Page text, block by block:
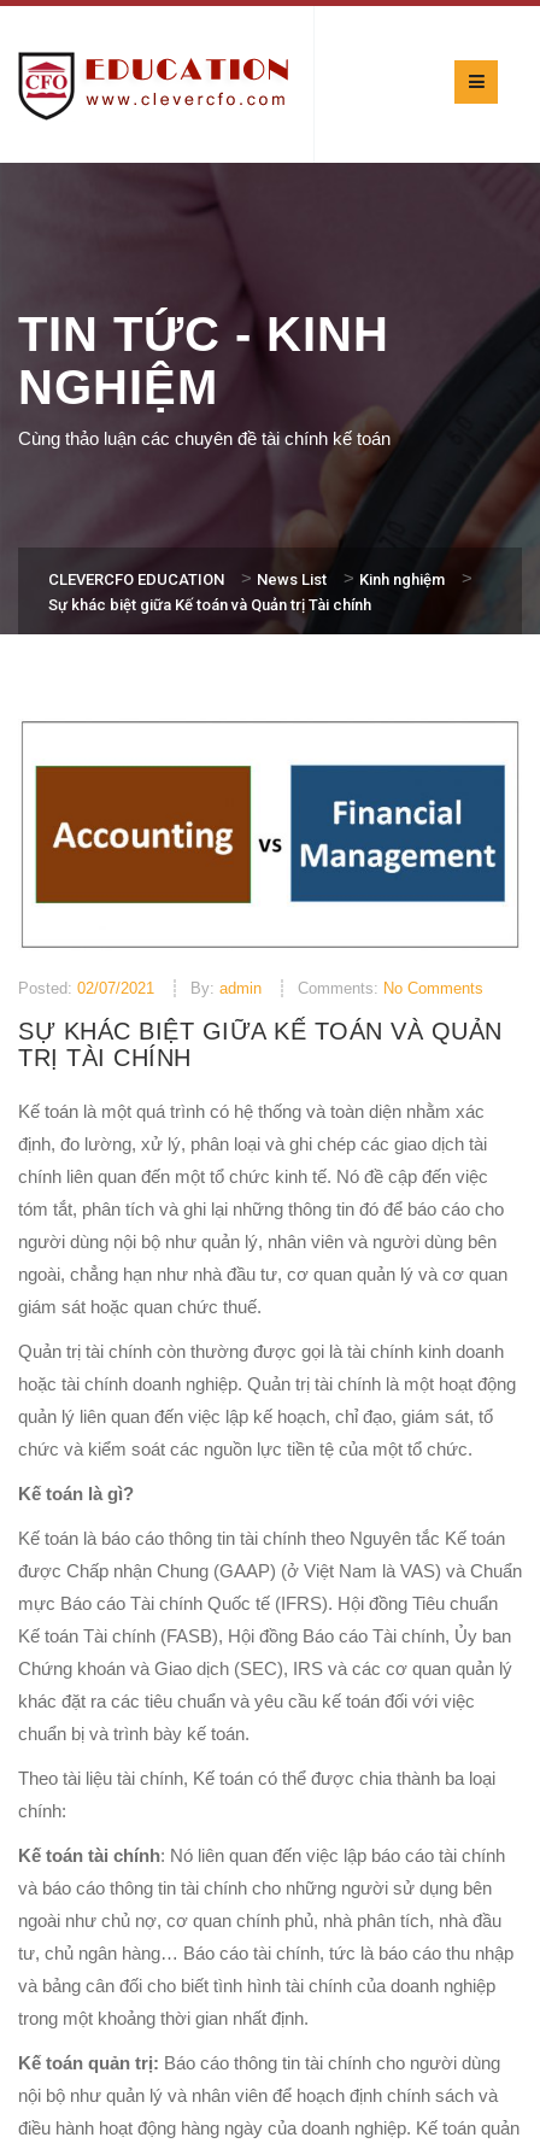
TIN TỨC - KINH
NGHIỆM
Cùng thảo luận các chuyên đề tài chính kế toán
CLEVERCFO EDUCATION > News List > Kinh nghiệm >
Sự khác biệt giữa Kế toán và Quản trị Tài chính
Posted: 02/07/2021 By: admin Comments: No Comments
SỰ KHÁC BIỆT GIỮA KẾ TOÁN VÀ QUẢN
TRỊ TÀI CHÍNH
Kế toán là một quá trình có hệ thống và toàn diện nhằm xác
định, đo lường, xử lý, phân loại và ghi chép các giao dịch tài
chính liên quan đến một tổ chức kinh tế. Nó đề cập đến việc
tóm tắt, phân tích và ghi lại những thông tin đó để báo cáo cho
người dùng nội bộ như quản lý, nhân viên và người dùng bên
ngoài, chẳng hạn như nhà đầu tư, cơ quan quản lý và cơ quan
giám sát hoặc quan chức thuế.
Quản trị tài chính còn thường được gọi là tài chính kinh doanh
hoặc tài chính doanh nghiệp. Quản trị tài chính là một hoạt động
quản lý liên quan đến việc lập kế hoạch, chỉ đạo, giám sát, tổ
chức và kiểm soát các nguồn lực tiền tệ của một tổ chức.
Kế toán là gì?
Kế toán là báo cáo thông tin tài chính theo Nguyên tắc Kế toán
được Chấp nhận Chung (GAAP) (ở Việt Nam là VAS) và Chuẩn
mực Báo cáo Tài chính Quốc tế (IFRS). Hội đồng Tiêu chuẩn
Kế toán Tài chính (FASB), Hội đồng Báo cáo Tài chính, Ủy ban
Chứng khoán và Giao dịch (SEC), IRS và các cơ quan quản lý
khác đặt ra các tiêu chuẩn và yêu cầu kế toán đối với việc
chuẩn bị và trình bày kế toán.
Theo tài liệu tài chính, Kế toán có thể được chia thành ba loại
chính:
Kế toán tài chính: Nó liên quan đến việc lập báo cáo tài chính
và báo cáo thông tin tài chính cho những người sử dụng bên
ngoài như chủ nợ, cơ quan chính phủ, nhà phân tích, nhà đầu
tư, chủ ngân hàng… Báo cáo tài chính, tức là báo cáo thu nhập
và bảng cân đối cho biết tình hình tài chính của doanh nghiệp
trong một khoảng thời gian nhất định.
Kế toán quản trị: Báo cáo thông tin tài chính cho người dùng
nội bộ như quản lý và nhân viên để hoạch định chính sách và
điều hành hoạt động hàng ngày của doanh nghiệp. Kế toán quản